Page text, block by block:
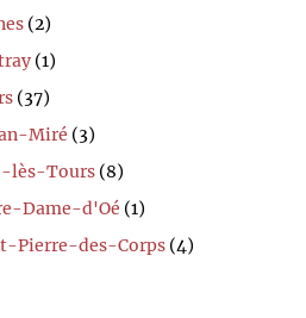
(2)
(1)
(37)
Miré (3)
lès-Tours (8)
Dame-d'Oé (1)
Pierre-des-Corps (4)